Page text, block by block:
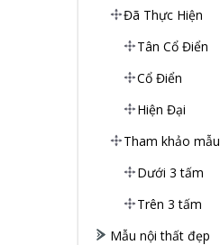
Đã Thực Hiện
Tân Cổ Điển
Cổ Điển
Hiện Đại
Tham khảo mẫu
Dưới 3 tấm
Trên 3 tấm
Mẫu nội thất đẹp